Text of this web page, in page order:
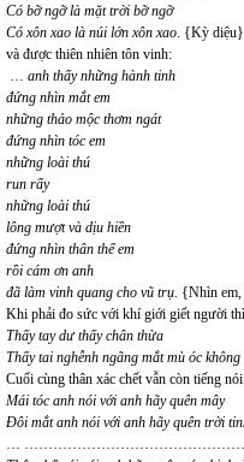
Có bỡ ngỡ là mặt trời bỡ ngỡ
Có xôn xao là núi lớn xôn xao. {Kỳ diệu}
và được thiên nhiên tôn vinh:
… anh thấy những hành tinh
đứng nhìn mắt em
những thảo mộc thơm ngát
đứng nhìn tóc em
những loài thú
run rẩy
những loài thú
lông mượt và dịu hiền
đứng nhìn thân thể em
rồi cám ơn anh
đã làm vinh quang cho vũ trụ. {Nhìn
Khi phải đo sức với khí giới giết người
Thấy tay dư thấy chân thừa
Thấy tai nghễnh ngãng mắt mù óc không
Cuối cùng thân xác chết vẫn còn tiếng
Mái tóc anh nói với anh hãy quên mây
Đôi mắt anh nói với anh hãy quên trời
…